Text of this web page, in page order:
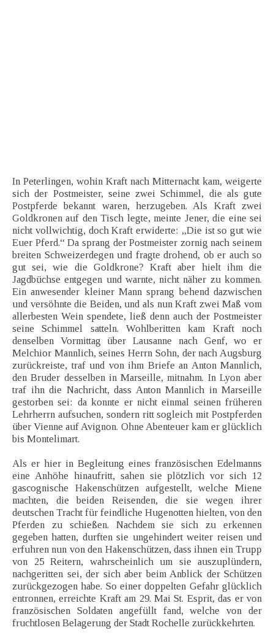
In Peterlingen, wohin Kraft nach Mitternacht kam, weigerte
sich der Postmeister, seine zwei Schimmel, die als gute
Postpferde bekannt waren, herzugeben. Als Kraft zwei
Goldkronen auf den Tisch legte, meinte Jener, die eine sei
nicht vollwichtig, doch Kraft erwiderte: „Die ist so gut wie
Euer Pferd.“ Da sprang der Postmeister zornig nach seinem
breiten Schweizerdegen und fragte drohend, ob er auch so
gut sei, wie die Goldkrone? Kraft aber hielt ihm die
Jagdbüchse entgegen und warnte, nicht näher zu kommen.
Ein anwesender kleiner Mann sprang behend dazwischen
und versöhnte die Beiden, und als nun Kraft zwei Maß vom
allerbesten Wein spendete, ließ denn auch der Postmeister
seine Schimmel satteln. Wohlberitten kam Kraft noch
denselben Vormittag über Lausanne nach Genf, wo er
Melchior Mannlich, seines Herrn Sohn, der nach Augsburg
zurückreiste, traf und von ihm Briefe an Anton Mannlich,
den Bruder desselben in Marseille, mitnahm. In Lyon aber
traf ihn die Nachricht, dass Anton Mannlich in Marseille
gestorben sei: da konnte er nicht einmal seinen früheren
Lehrherrn aufsuchen, sondern ritt sogleich mit Postpferden
über Vienne auf Avignon. Ohne Abenteuer kam er glücklich
bis Montelimart.
Als er hier in Begleitung eines französischen Edelmanns
eine Anhöhe hinaufritt, sahen sie plötzlich vor sich 12
gascognische Hakenschützen aufgestellt, welche Miene
machten, die beiden Reisenden, die sie wegen ihrer
deutschen Tracht für feindliche Hugenotten hielten, von den
Pferden zu schießen. Nachdem sie sich zu erkennen
gegeben hatten, durften sie ungehindert weiter reisen und
erfuhren nun von den Hakenschützen, dass ihnen ein Trupp
von 25 Reitern, wahrscheinlich um sie auszuplündern,
nachgeritten sei, der sich aber beim Anblick der Schützen
zurückgezogen habe. So einer doppelten Gefahr glücklich
entronnen, erreichte Kraft am 29. Mai St. Esprit, das er von
französischen Soldaten angefüllt fand, welche von der
fruchtlosen Belagerung der Stadt Rochelle zurückkehrten.